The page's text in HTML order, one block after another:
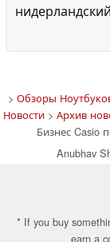
> Обзоры
Новости> Архив
Бизнес Casio
Anubhav
* If you buy
earn a